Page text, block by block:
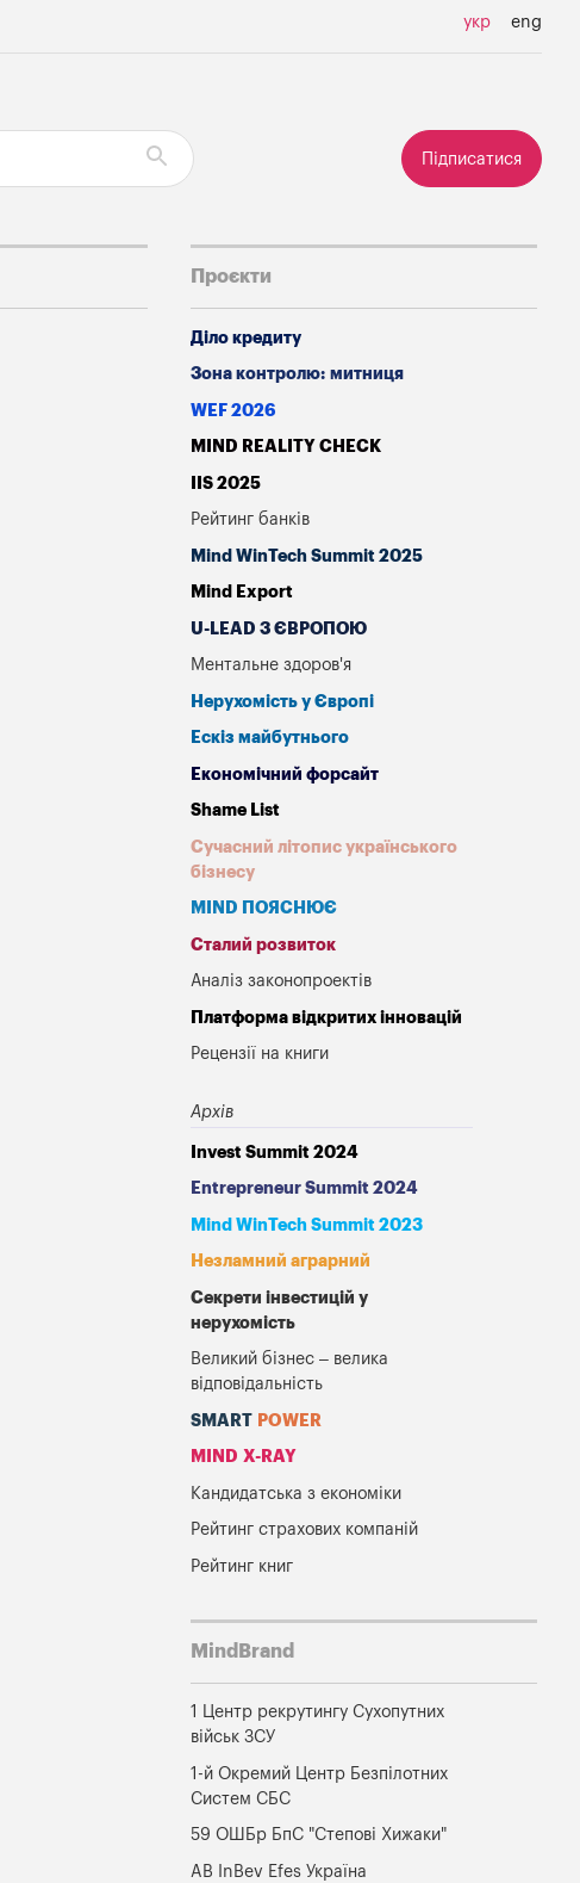
укр eng
Підписатися
Проєкти
Діло кредиту
Зона контролю: митниця
WEF 2026
MIND REALITY CHECK
IIS 2025
Рейтинг банків
Mind WinTech Summit 2025
Mind Export
U-LEAD З ЄВРОПОЮ
Ментальне здоров'я
Нерухомість у Європі
Ескіз майбутнього
Економічний форсайт
Shame List
Сучасний літопис українського
бізнесу
MIND ПОЯСНЮЄ
Сталий розвиток
Аналіз законопроектів
Платформа відкритих інновацій
Рецензії на книги
Архів
Invest Summit 2024
Entrepreneur Summit 2024
Mind WinTech Summit 2023
Незламний аграрний
Секрети інвестицій у
нерухомість
Великий бізнес – велика
відповідальність
SMART POWER
MIND X-RAY
Кандидатська з економіки
Рейтинг страхових компаній
Рейтинг книг
MindBrand
1 Центр рекрутингу Сухопутних
військ ЗСУ
1-й Окремий Центр Безпілотних
Систем СБС
59 ОШБр БпС "Степові Хижаки"
AB InBev Efes Україна